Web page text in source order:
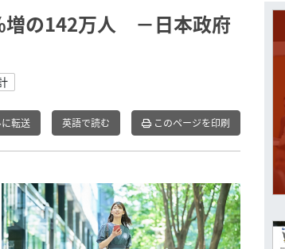
増の142万人 －日本政府
転送 英語で読む このページを印刷